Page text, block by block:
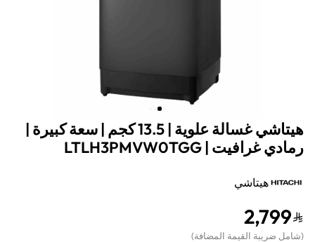
هيتاشي غسالة علوية | 13.5 كجم | سعة كبيرة |
رمادي غرافيت | LTLH3PMVW0TGG
هيتاشي
2,799
(شامل ضريبة القيمة المضافة)